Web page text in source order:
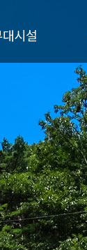
시설